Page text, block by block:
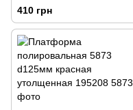
410 грн